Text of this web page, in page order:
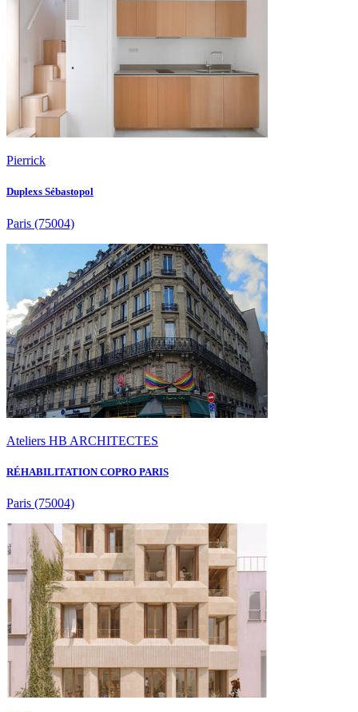
Pierrick
Duplexs Sébastopol
Paris (75004)
Ateliers HB ARCHITECTES
RÉHABILITATION COPRO PARIS
Paris (75004)